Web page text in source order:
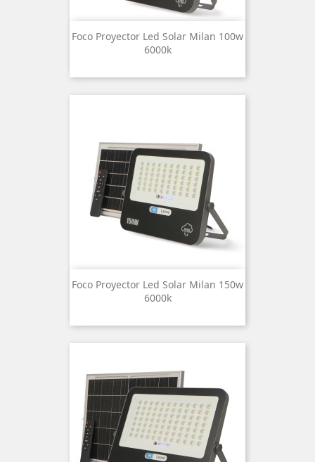
Foco Proyector Led Solar Milan 100w
6000k
Foco Proyector Led Solar Milan 150w
6000k